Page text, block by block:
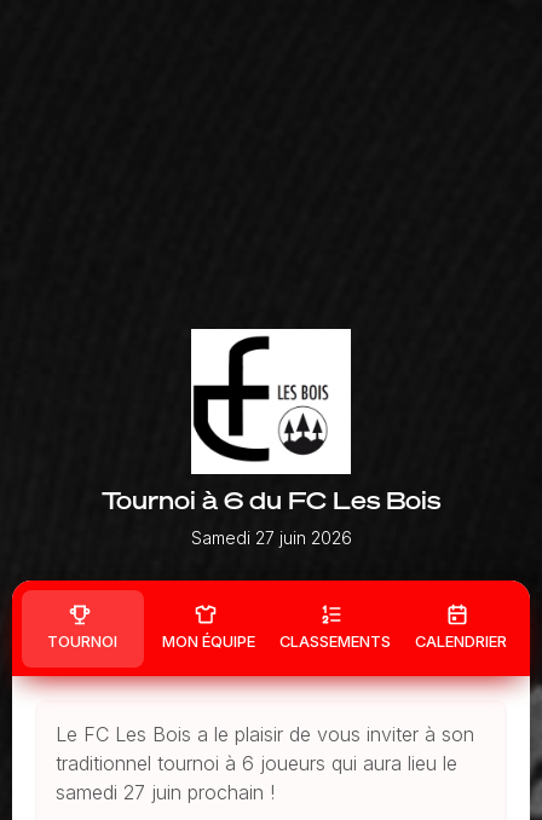
Tournoi à 6 du FC Les Bois
Samedi 27 juin 2026
TOURNOI MON ÉQUIPE CLASSEMENTS CALENDRIER
Le FC Les Bois a le plaisir de vous inviter à son
traditionnel tournoi à 6 joueurs qui aura lieu le
samedi 27 juin prochain !